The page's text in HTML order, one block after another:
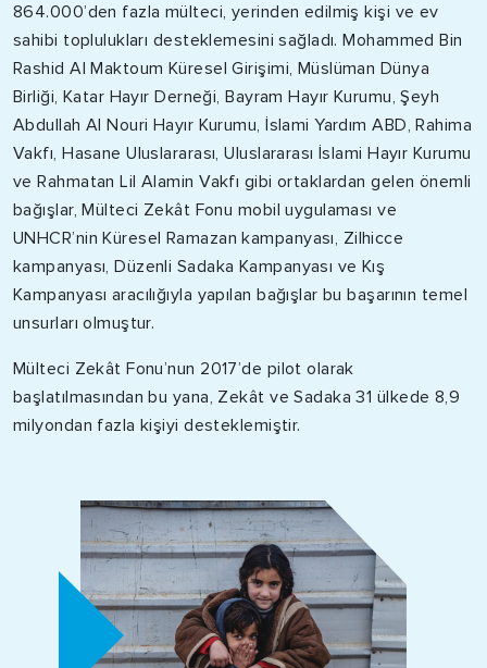
864.000’den fazla mülteci, yerinden edilmiş kişi ve ev
sahibi toplulukları desteklemesini sağladı. Mohammed Bin
Rashid Al Maktoum Küresel Girişimi, Müslüman Dünya
Birliği, Katar Hayır Derneği, Bayram Hayır Kurumu, Şeyh
Abdullah Al Nouri Hayır Kurumu, İslami Yardım ABD, Rahima
Vakfı, Hasane Uluslararası, Uluslararası İslami Hayır Kurumu
ve Rahmatan Lil Alamin Vakfı gibi ortaklardan gelen önemli
bağışlar, Mülteci Zekât Fonu mobil uygulaması ve
UNHCR’nin Küresel Ramazan kampanyası, Zilhicce
kampanyası, Düzenli Sadaka Kampanyası ve Kış
Kampanyası aracılığıyla yapılan bağışlar bu başarının temel
unsurları olmuştur.
Mülteci Zekât Fonu’nun 2017’de pilot olarak
başlatılmasından bu yana, Zekât ve Sadaka 31 ülkede 8,9
milyondan fazla kişiyi desteklemiştir.